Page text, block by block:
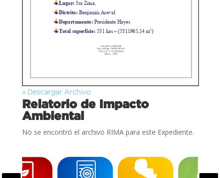
» Descargar Archivo
Relatorio de Impacto
Ambiental
No se encontró el archivo RIMA para este Expediente.